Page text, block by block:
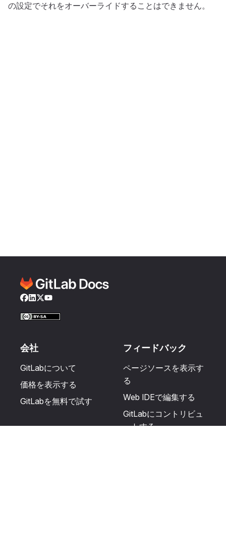
の設定でそれをオーバーライドすることはできません。
Facebook
LinkedIn
Twitter
YouTube
会社
GitLabについて
価格を表示する
GitLabを無料で試す
フィードバック
ページソースを表示す
る
Web IDEで編集する
GitLabにコントリビュ
ートする